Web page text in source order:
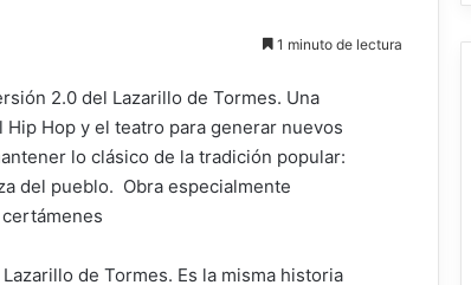
1 minuto de lectura
2.0 del Lazarillo de Tormes. Una
Hop y el teatro para generar nuevos
lo clásico de la tradición popular:
del pueblo. Obra especialmente
de Tormes. Es la misma historia